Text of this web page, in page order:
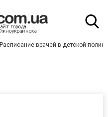
Расписание врачей в детской